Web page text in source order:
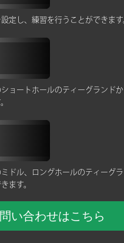
定し、練習を行うことができます
ョートホールのティーグランド
ドル、ロングホールのティーグ
ます。
問い合わせはこちら